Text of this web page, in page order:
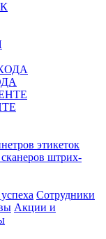
этикеток
штрих-
Сотрудники
Акции и